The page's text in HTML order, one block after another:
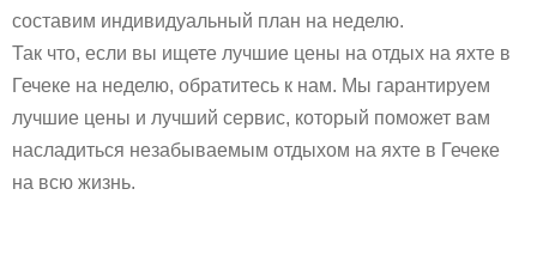
составим индивидуальный план на неделю.
Так что, если вы ищете лучшие цены на отдых на яхте в
Гечеке на неделю, обратитесь к нам. Мы гарантируем
лучшие цены и лучший сервис, который поможет вам
насладиться незабываемым отдыхом на яхте в Гечеке
на всю жизнь.